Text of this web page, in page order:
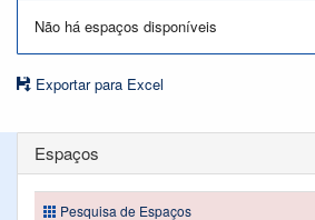
Não há espaços disponíveis
Exportar para Excel
Espaços
Pesquisa de Espaços